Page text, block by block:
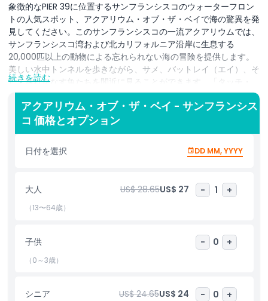
象徴的なPIER 39に位置するサンフランシスコのウォーターフロン
トの人気スポット、アクアリウム・オブ・ザ・ベイで海の驚異を発
見してください。このサンフランシスコの一流アクアリウムでは、
サンフランシスコ湾および北カリフォルニア沿岸に生息する
20,000匹以上の動物による忘れられない海の冒険を提供します。
美しい水中トンネルを歩きながら、サメ、バットレイ（エイ）、そ
して群れをなす魚たちを間近に見ることができます。「タッチ・
ザ・ベイ」のようなインタラクティブ展示では、ヒトデやナマコに
触れることができ、ライブ給餌では遊び好きなカワウソの姿を見る
ことができます。アクアリウム・オブ・ザ・ベイは海洋保護に力を
入れており、あらゆる年齢向けの魅力的な教育プログラムを提供し
ています。ディスカバー・ザ・ベイやアンダー・ザ・ベイなどの展
示エリアがあり、家族連れ、自然愛好家、観光客にとって必見のス
バーカデロの近くに位置しており、このサンフランシスコのアクア
リウムは家族で楽しめる体験を提供します。
続きを読む
アクアリウム・オブ・ザ・ベイ - サンフランシス
コ 価格とオプション
日付を選択 DD MM, YYYY
大人 US$ 28.65US$ 27 - 1 +
（13〜64歳）
子供 - 0 +
（0～3歳）
シニア US$ 24.65US$ 24 - 0 +